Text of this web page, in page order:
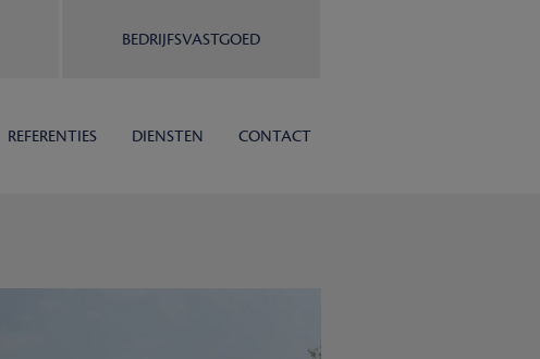
BEDRIJFSVASTGOED
REFERENTIES DIENSTEN CONTACT